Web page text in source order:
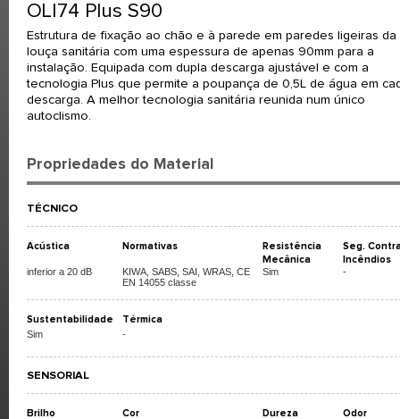
OLI74 Plus S90
Estrutura de fixação ao chão e à parede em paredes ligeiras da
louça sanitária com uma espessura de apenas 90mm para a
instalação. Equipada com dupla descarga ajustável e com a
tecnologia Plus que permite a poupança de 0,5L de água em
descarga. A melhor tecnologia sanitária reunida num único
autoclismo.
Propriedades do Material
TÉCNICO
Acústica Normativas
Resistência
Mecânica
Seg.
Incêndios
inferior a 20 dB
KIWA, SABS, SAI, WRAS, CE
EN 14055 classe
Sim -
Sustentabilidade Térmica
Sim -
SENSORIAL
Brilho Cor Dureza Odor